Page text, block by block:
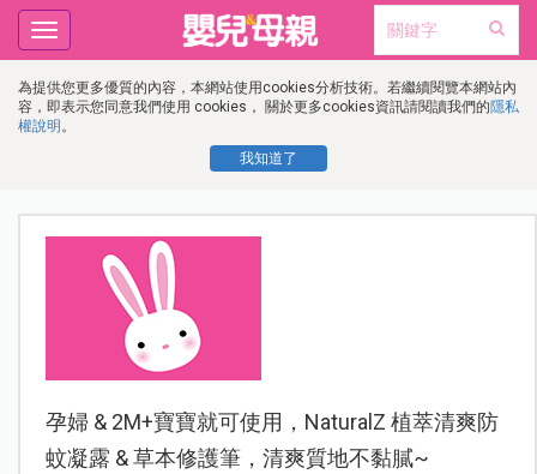
為提供您更多優質的內容，本網站使用cookies分析技術。若繼續閱覽本網站內
容，即表示您同意我們使用 cookies， 關於更多cookies資訊請閱讀我們的隱私
權說明 。
我知道了
Toggle
navigation
孕婦 & 2M+寶寶就可使用，NaturalZ 植萃清爽防
蚊凝露 & 草本修護筆，清爽質地不黏膩~